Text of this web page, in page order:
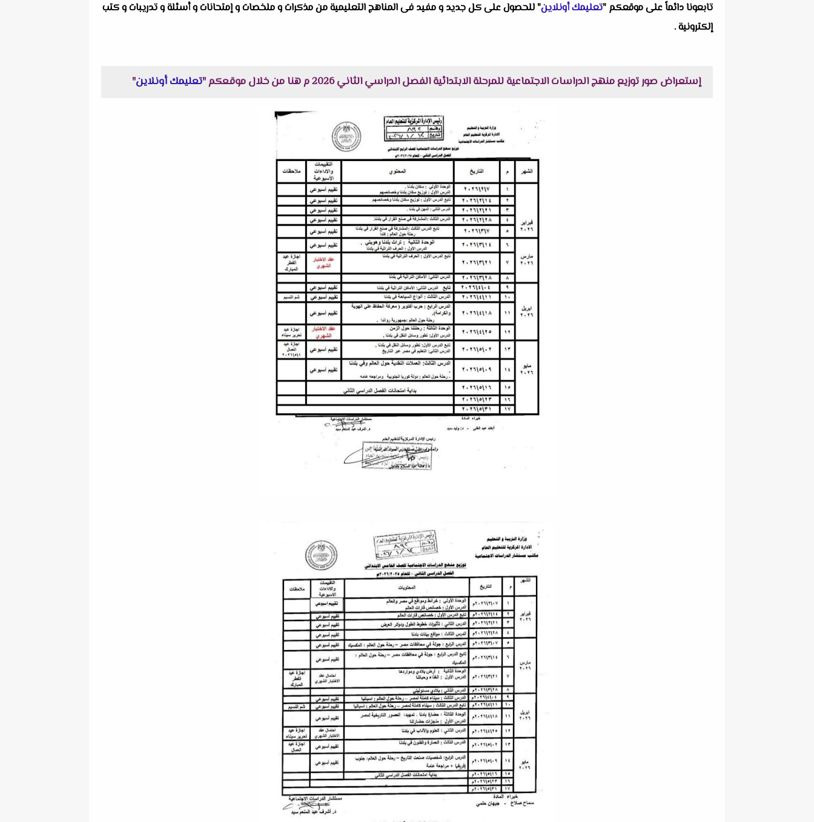
تابعونا دائماً على موقعكم "تعليمك أونلاين" للحصول على كل جديد و مفيد فى المناهج التعليمية من مذكرات و ملخصات و إمتحانات و أسئلة و تدريبات و كتب
إلكترونية .
إستعراض صور توزيع منهج الدراسات الاجتماعية للمرحلة الابتدائية الفصل الدراسي الثاني 2026 م هنا من خلال موقعكم " تعليمك أونلاين"